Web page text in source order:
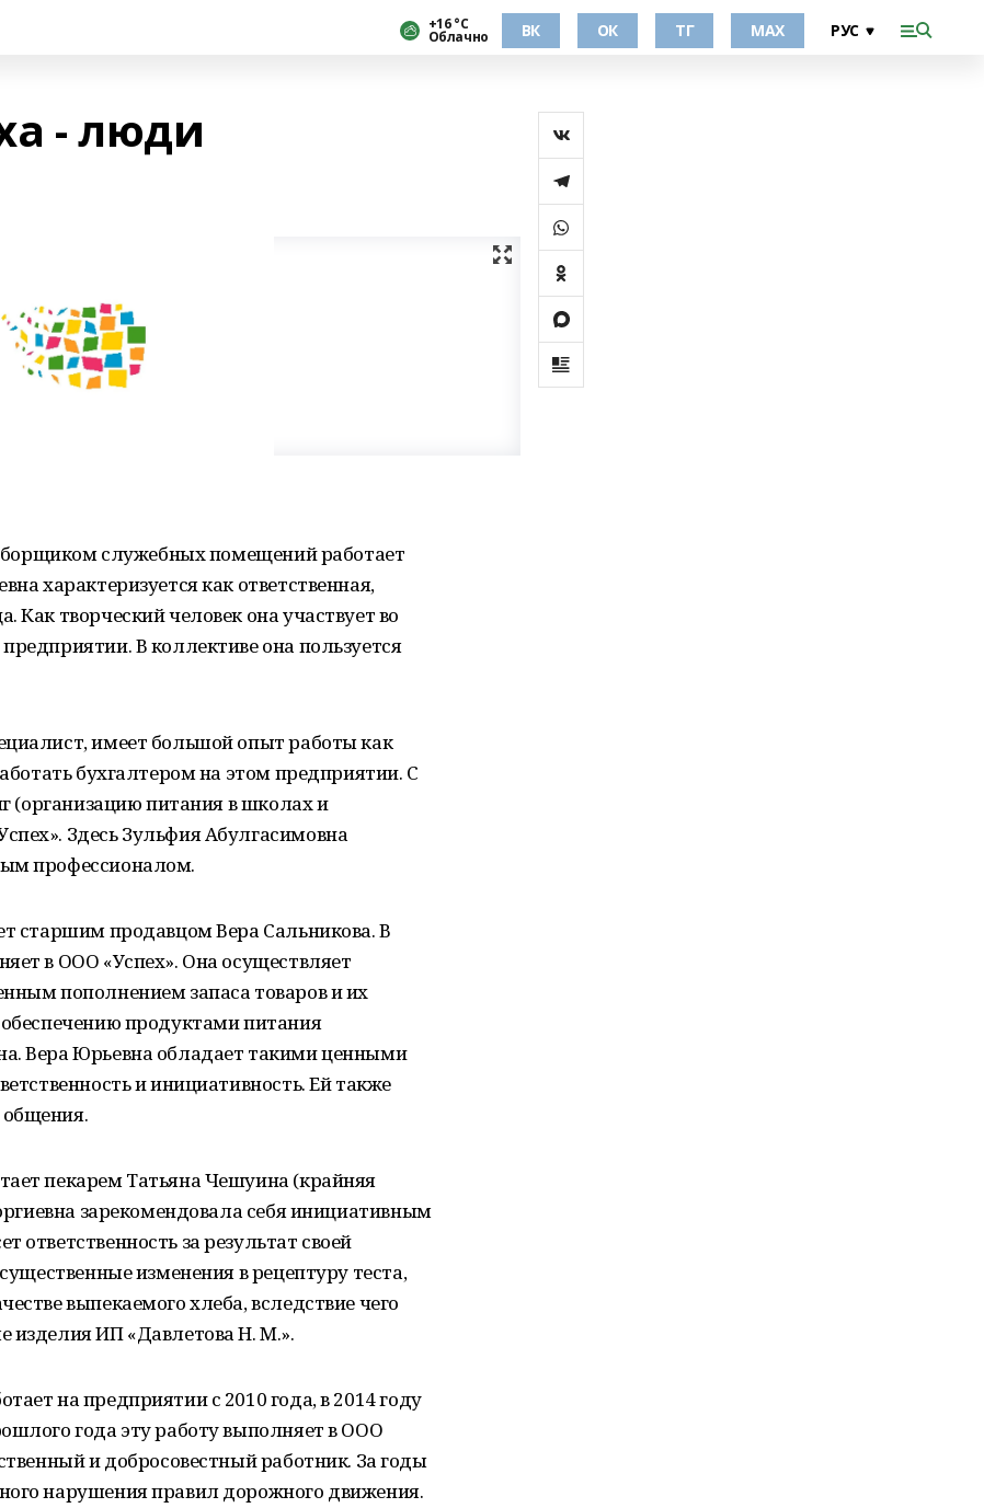
+16 °С
Облачно ВК ОК ТГ МАХ
- люди
служебных помещений работает
характеризуется как ответственная,
Как творческий человек она участвует во
В коллективе она пользуется
имеет большой опыт работы как
бухгалтером на этом предприятии. С
(организацию питания в школах и
Здесь Зульфия Абулгасимовна
профессионалом.
старшим продавцом Вера Сальникова. В
в ООО «Успех». Она осуществляет
пополнением запаса товаров и их
продуктами питания
Вера Юрьевна обладает такими ценными
и инициативность. Ей также
пекарем Татьяна Чешуина (крайняя
зарекомендовала себя инициативным
за результат своей
изменения в рецептуру теста,
выпекаемого хлеба, вследствие чего
изделия ИП «Давлетова Н. М.».
на предприятии с 2010 года, в 2014 году
года эту работу выполняет в ООО
и добросовестный работник. За годы
нарушения правил дорожного движения.